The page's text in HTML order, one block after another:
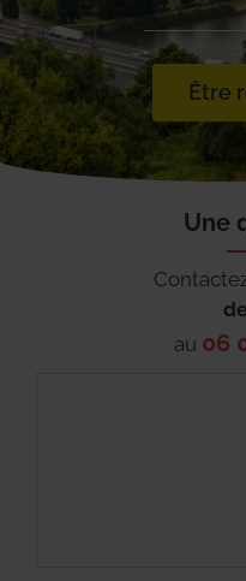
Être
Une
au 06